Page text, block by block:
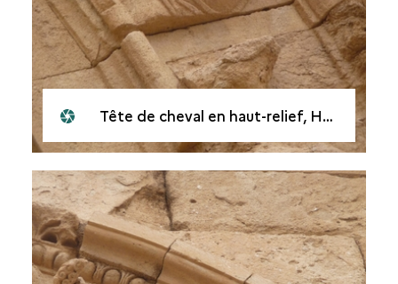
Tête de cheval en haut-relief, Hatra, Irak, en 2010